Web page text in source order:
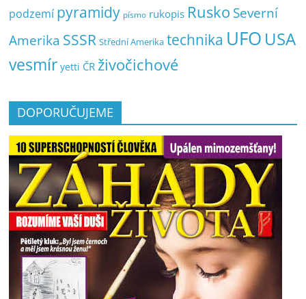
podzemí pyramidy písmo rukopis Rusko Severní
Amerika SSSR Střední Amerika technika UFO USA
vesmír yetti ČR živočichové
DOPORUČUJEME